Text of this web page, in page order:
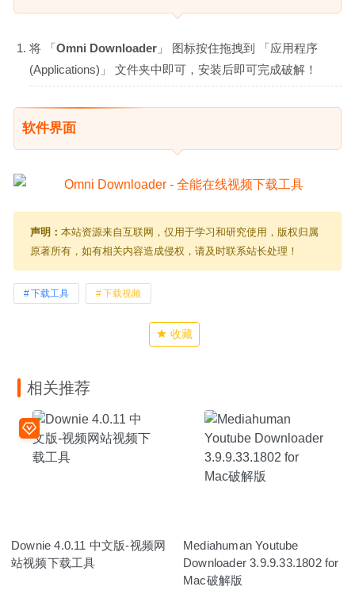
将 「Omni Downloader 」 图标按住拖拽到 「应用程序
(Applications)」 文件夹中即可，安装后即可完成破解！
软件界面
声明： 本站资源来自互联网，仅用于学习和研究使用，版权归属
原著所有，如有相关内容造成侵权，请及时联系站长处理！
下载工具 下载视频
收藏
相关推荐
Downie 4.0.11 中文版-视频网
站视频下载工具
Mediahuman Youtube
Downloader 3.9.9.33.1802 for
Mac破解版